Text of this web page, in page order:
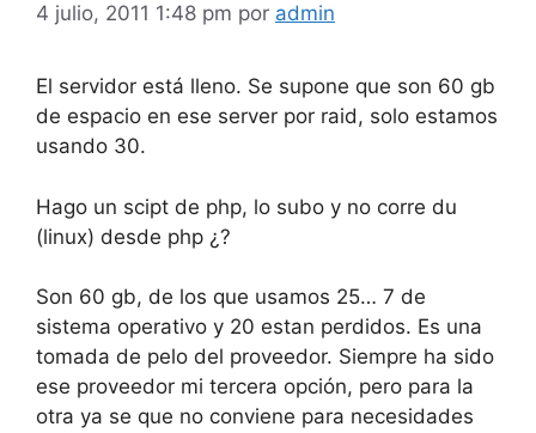
4 julio, 2011 1:48 pm por admin
El servidor está lleno. Se supone que son 60 gb
de espacio en ese server por raid, solo estamos
usando 30.
Hago un scipt de php, lo subo y no corre du
(linux) desde php ¿?
Son 60 gb, de los que usamos 25… 7 de
sistema operativo y 20 estan perdidos. Es una
tomada de pelo del proveedor. Siempre ha sido
ese proveedor mi tercera opción, pero para la
otra ya se que no conviene para necesidades